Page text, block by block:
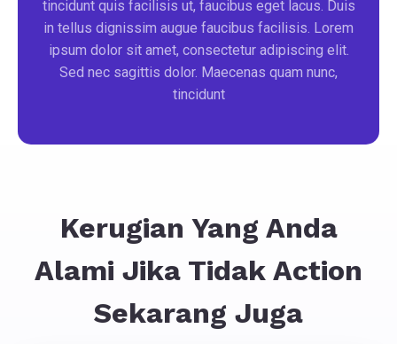
tincidunt quis facilisis ut, faucibus eget lacus. Duis
in tellus dignissim augue faucibus facilisis. Lorem
ipsum dolor sit amet, consectetur adipiscing elit.
Sed nec sagittis dolor. Maecenas quam nunc,
tincidunt
Kerugian Yang Anda
Alami Jika Tidak Action
Sekarang Juga